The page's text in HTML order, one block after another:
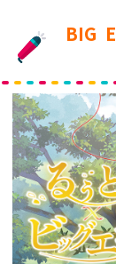
BIG